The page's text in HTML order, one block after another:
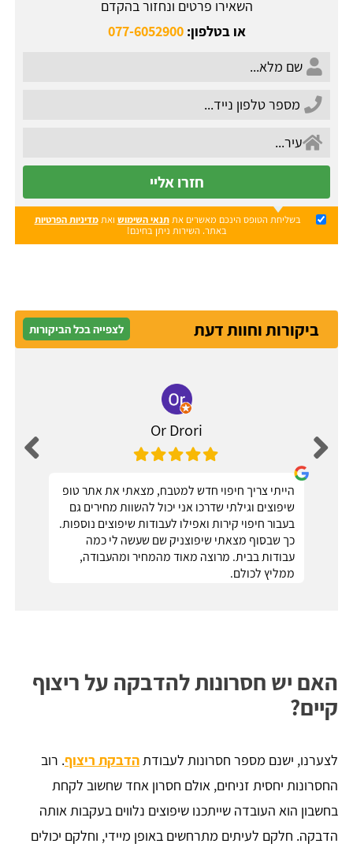
השאירו פרטים ונחזור בהקדם
או בטלפון:077-6052900
חזרו אליי
בשליחת הטופס הינכם מאשרים אתתנאי השימוש ואתמדיניות הפרטיות
באתר. השירות ניתן בחינם!
ביקורות וחוות דעת לצפייה בכל הביקורות
Or Drori
הייתי צריך חיפוי חדש למטבח, מצאתי את אתר טופ
שיפוצים וגילתי שדרכו אני יכול להשוות מחירים גם
בעבור חיפוי קירות ואפילו לעבודות שיפוצים נוספות.
כך שבסוף מצאתי שיפוצניק שם שעשה לי כמה
עבודות בבית. מרוצה מאוד מהמחיר ומהעבודה,
ממליץ לכולם.
האם יש חסרונות להדבקה על ריצוף
קיים?
לצערנו, ישנם מספר חסרונות לעבודתהדבקת ריצוף. רוב
החסרונות יחסית זניחים, אולם חסרון אחד שחשוב לקחת
בחשבון הוא העובדה שייתכנו שיפוצים נלווים בעקבות אותה
הדבקה. חלקם לעיתים מתרחשים באופן מיידי, וחלקם יכולים